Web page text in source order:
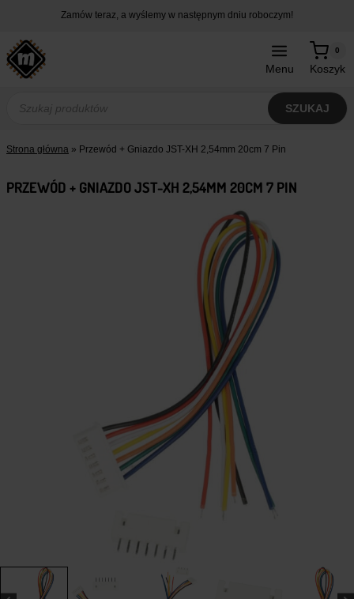
treści
Zamów teraz, a wyślemy w następnym dniu roboczym!
Menu Koszyk
0
produktów
SZUKAJ
Strona główna » Przewód + Gniazdo JST-XH 2,54mm 20cm 7 Pin
PRZEWÓD + GNIAZDO JST-XH 2,54MM 20CM 7 PIN